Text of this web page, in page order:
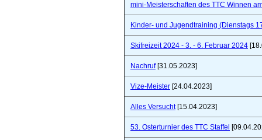
mini-Meisterschaften des TTC Winnen
Kinder- und Jugendtraining (Dienstags
Skifreizeit 2024 - 3. - 6. Februar 2024
Nachruf[31.05.2023]
Vize-Meister [24.04.2023]
Alles Versucht[15.04.2023]
53. Osterturnier des TTC Staffel